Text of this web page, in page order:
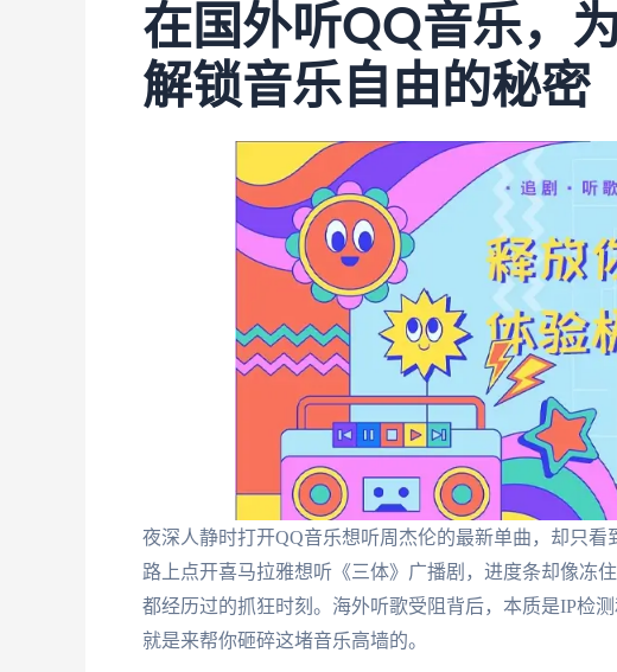
在国外听QQ音乐，
解锁音乐自由的秘密
夜深人静时打开QQ音乐想听周杰伦的最新单曲，却只
路上点开喜马拉雅想听《三体》广播剧，进度条却像
都经历过的抓狂时刻。海外听歌受阻背后，本质是IP检
就是来帮你砸碎这堵音乐高墙的。